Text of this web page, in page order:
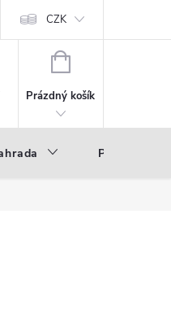
CZK
NÁKUPNÍ
Prázdný košík